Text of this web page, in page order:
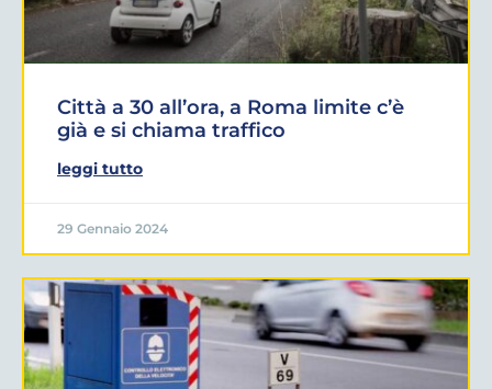
Città a 30 all’ora, a Roma limite c’è
già e si chiama traffico
leggi tutto
29 Gennaio 2024